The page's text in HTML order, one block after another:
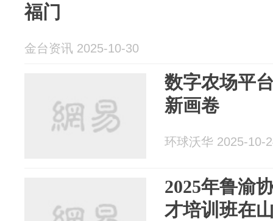
福门
金台资讯 2025-10-30
数字农场平
新画卷
环球沃华 2025-10-
2025年鲁渝
才培训班在